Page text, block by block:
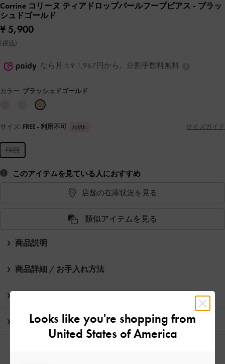
Corrine コリーヌ ティアドロップパールフープピアス - ブラッ
シュドゴールド
¥ 5,900
(税込)
なら月々¥ 1,967円から。分割手数料無料
カラー: ブラッシュドゴールド
サイズ: FREE - 利用不可 品切れ サイズガイド
FREE
このアイテムを見ている人におすすめ
店舗の在庫状況を見る
類似アイテムを見る
商品説明
商品詳細 / お手入れ方法
配送 & 返品
Looks like you're shopping from
United States of America